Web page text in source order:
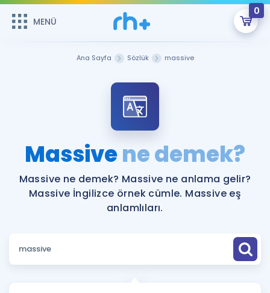
MENÜ
0
ÜYE DEĞİLİM
Sepetin Şu An Boş.
Remzi Hoca ile seni sınava hazırlayacak onlarca eğitim seni
bekliyor!
MENÜ
Faydalı Araçlar
Sözlük
Hakkımızda
Ana Sayfa Sözlük massive
Massivene demek?
Massive ne demek? Massive ne anlama gelir?
Massive İngilizce örnek cümle. Massive eş
anlamlıları.